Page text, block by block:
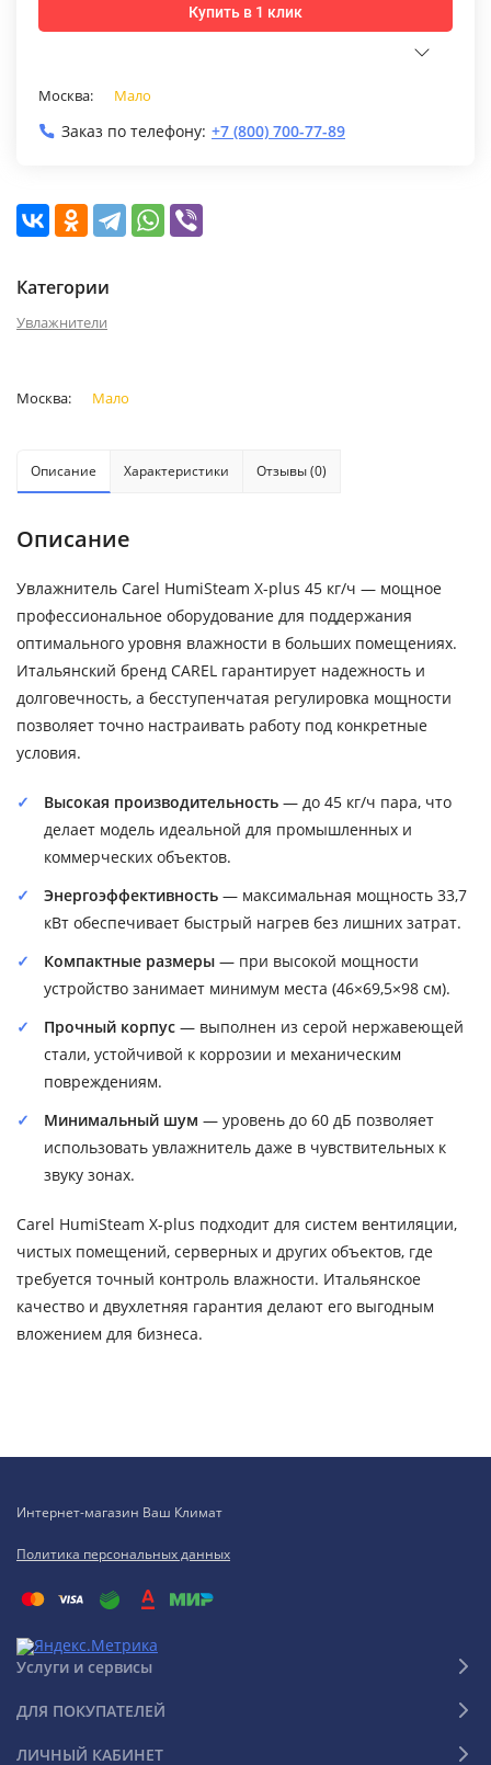
Купить в 1 клик
Москва: Мало
Заказ по телефону: +7 (800) 700-77-89
Категории
Увлажнители
Москва: Мало
Описание Характеристики Отзывы (0)
Описание
Увлажнитель Carel HumiSteam X-plus 45 кг/ч — мощное
профессиональное оборудование для поддержания
оптимального уровня влажности в больших помещениях.
Итальянский бренд CAREL гарантирует надежность и
долговечность, а бесступенчатая регулировка мощности
позволяет точно настраивать работу под конкретные
условия.
Высокая производительность — до 45 кг/ч пара, что
делает модель идеальной для промышленных и
коммерческих объектов.
Энергоэффективность — максимальная мощность 33,7
кВт обеспечивает быстрый нагрев без лишних затрат.
Компактные размеры — при высокой мощности
устройство занимает минимум места (46×69,5×98 см).
Прочный корпус — выполнен из серой нержавеющей
стали, устойчивой к коррозии и механическим
повреждениям.
Минимальный шум — уровень до 60 дБ позволяет
использовать увлажнитель даже в чувствительных к
звуку зонах.
Carel HumiSteam X-plus подходит для систем вентиляции,
чистых помещений, серверных и других объектов, где
требуется точный контроль влажности. Итальянское
качество и двухлетняя гарантия делают его выгодным
вложением для бизнеса.
Интернет-магазин Ваш Климат
Политика персональных данных
Услуги и сервисы
ДЛЯ ПОКУПАТЕЛЕЙ
ЛИЧНЫЙ КАБИНЕТ